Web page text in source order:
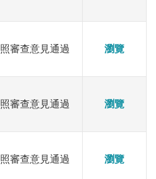
照審查意見通過 瀏覽
照審查意見通過 瀏覽
照審查意見通過 瀏覽